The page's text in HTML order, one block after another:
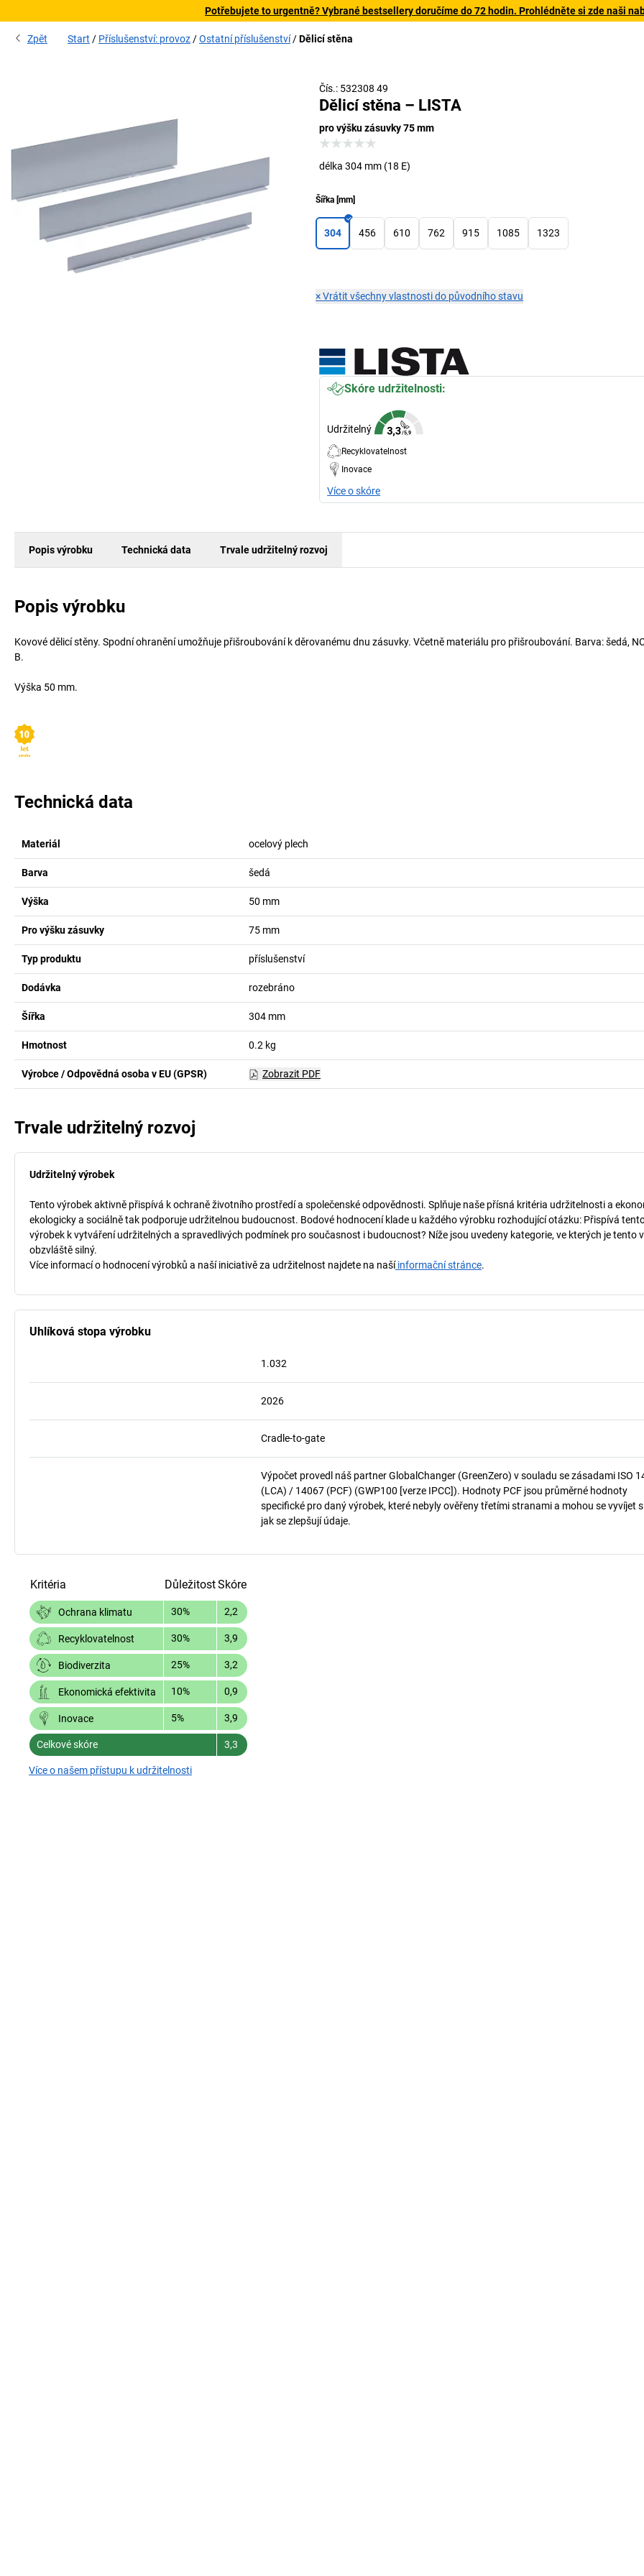
Potřebujete to urgentně? Vybrané bestsellery doručíme do 72 hodin. Prohlédněte si zde naši
Zpět Start Příslušenství: provoz Ostatní příslušenství Dělicí stěna
Čís.: 532308 49
Dělicí stěna – LISTA
pro výšku zásuvky 75 mm
délka 304 mm (18 E)
Šířka [mm]
304 456 610 762 915 1085 1323
×Vrátit všechny vlastnosti do původního stavu
Skóre udržitelnosti:
Udržitelný
Recyklovatelnost
Inovace
Více o skóre
Popis výrobku Technická data Trvale udržitelný rozvoj
Popis výrobku
Kovové dělicí stěny. Spodní ohranění umožňuje přišroubování k děrovanému dnu zásuvky. Včetně materiálu pro přišroubování. Barva: šedá,
B.
Výška 50 mm.
Technická data
Materiál ocelový plech
Barva šedá
Výška 50 mm
Pro výšku zásuvky 75 mm
Typ produktu příslušenství
Dodávka rozebráno
Šířka 304 mm
Hmotnost 0.2 kg
Výrobce / Odpovědná osoba v EU (GPSR) Zobrazit PDF
Trvale udržitelný rozvoj
Udržitelný výrobek
Tento výrobek aktivně přispívá k ochraně životního prostředí a společenské odpovědnosti. Splňuje naše přísná kritéria udržitelnosti a
ekologicky a sociálně tak podporuje udržitelnou budoucnost. Bodové hodnocení klade u každého výrobku rozhodující otázku: Přispívá
výrobek k vytváření udržitelných a spravedlivých podmínek pro současnost i budoucnost? Níže jsou uvedeny kategorie, ve kterých je tento
obzvláště silný.
Více informací o hodnocení výrobků a naší iniciativě za udržitelnost najdete na našíinformační stránce.
Uhlíková stopa výrobku
1.032
2026
Cradle-to-gate
Výpočet provedl náš partner GlobalChanger (GreenZero) v souladu se zásadami ISO
(LCA) / 14067 (PCF) (GWP100 [verze IPCC]). Hodnoty PCF jsou průměrné hodnoty
specifické pro daný výrobek, které nebyly ověřeny třetími stranami a mohou se vyvíjet
jak se zlepšují údaje.
Kritéria DůležitostSkóre
Ochrana klimatu 30% 2,2
Recyklovatelnost 30% 3,9
Biodiverzita 25% 3,2
Ekonomická efektivita 10% 0,9
Inovace 5% 3,9
Celkové skóre 3,3
Více o našem přístupu k udržitelnosti